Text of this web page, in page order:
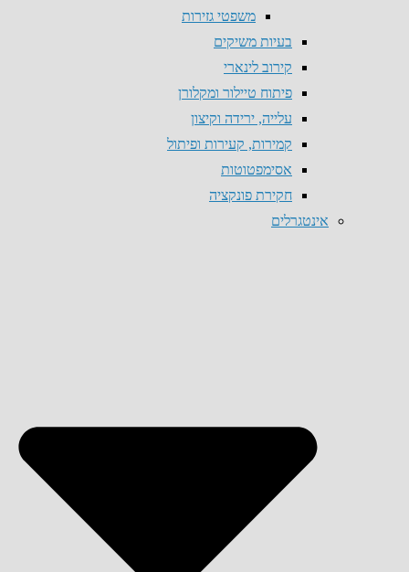
משפטי גזירות
בעיות משיקים
קירוב לינארי
פיתוח טיילור ומקלורן
עלייה, ירידה וקיצון
קמירות, קעירות ופיתול
אסימפטוטות
חקירת פונקציה
אינטגרלים